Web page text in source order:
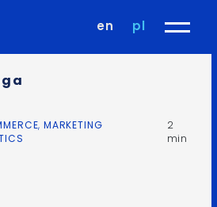
en pl
, MARKETING
2
min